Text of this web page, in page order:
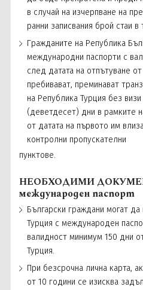
в случай на изчерпване на
ранни записвания брой стаи в
Гражданите на Република
международни паспорти с
след датата на отпътуване
пребивават, преминават
на Република Турция без
(деветдесет) дни в рамките
от датата на първото им
контролни пропускателни
пунктове.
НЕОБХОДИМИ
международен паспорт
Български граждани могат
Турция с международен
валидност минимум 150 дни
Турция.
При безсрочна лична карта,
от 10 години се изисква